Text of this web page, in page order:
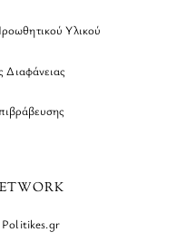
Υλικού
Διαφάνειας
Politikes.gr